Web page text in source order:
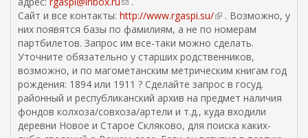
с
с
ы
л
к
а
д
л
я
Сайт и все контакты: http://www.rgaspi.su/(
в
н
е
ш
н
я
я
с
. Возможно, у
них появятся базы по фамилиям, а не по номерам
партбилетов. Запрос им все-таки можно сделать.
Уточните обязательно у старших родственников,
возможно, и по магометанским метрическим книгам год
рождения: 1894 или 1911 ? Сделайте запрос в госуд.
районный и республиканский архив на предмет наличия
фондов колхоза/совхоза/артели и т.д., куда входили
деревни Новое и Старое Скляково, для поиска каких-